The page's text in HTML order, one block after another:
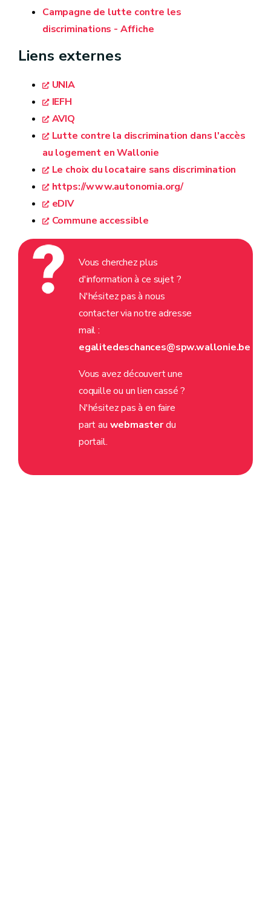
Campagne de lutte contre les
discriminations - Affiche
Liens externes
UNIA
IEFH
AVIQ
Lutte contre la discrimination dans l'accès
au logement en Wallonie
Le choix du locataire sans discrimination
https://www.autonomia.org/
eDIV
Commune accessible
Vous cherchez plus
d'information à ce sujet ?
N'hésitez pas à nous
contacter via notre adresse
mail :
egalitedeschances@spw.wallonie.be
Vous avez découvert une
coquille ou un lien cassé ?
N'hésitez pas à en faire
part au webmasterdu
portail.